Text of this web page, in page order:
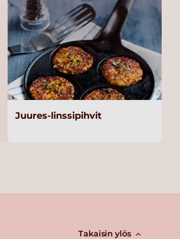
Juures-linssipihvit
Takaisin ylös